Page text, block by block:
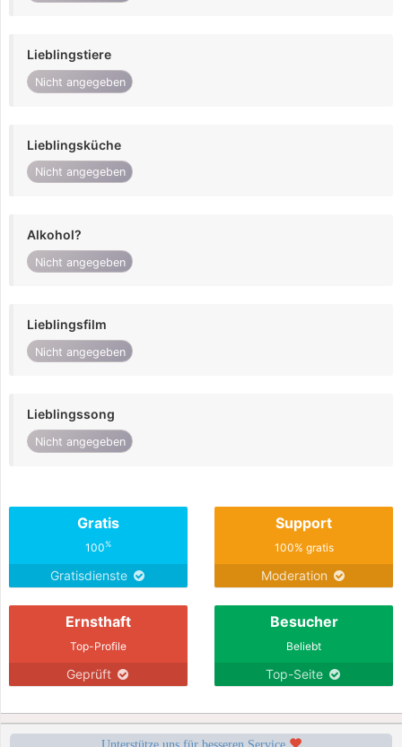
Lieblingstiere
Nicht angegeben
Lieblingsküche
Nicht angegeben
Alkohol?
Nicht angegeben
Lieblingsfilm
Nicht angegeben
Lieblingssong
Nicht angegeben
Gratis
100%
Gratisdienste
Support
100% gratis
Moderation
Ernsthaft
Top-Profile
Geprüft
Besucher
Beliebt
Top-Seite